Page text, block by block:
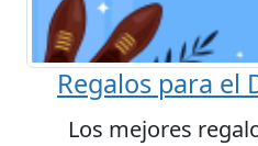
Regalos para el
Los mejores